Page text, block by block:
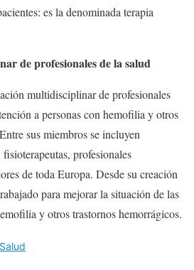
es la denominada terapia
de profesionales de la salud
multidisciplinar de profesionales
a personas con hemofilia y otros
sus miembros se incluyen
profesionales
de toda Europa. Desde su creación
para mejorar la situación de las
y otros trastornos hemorrágicos.
Salud